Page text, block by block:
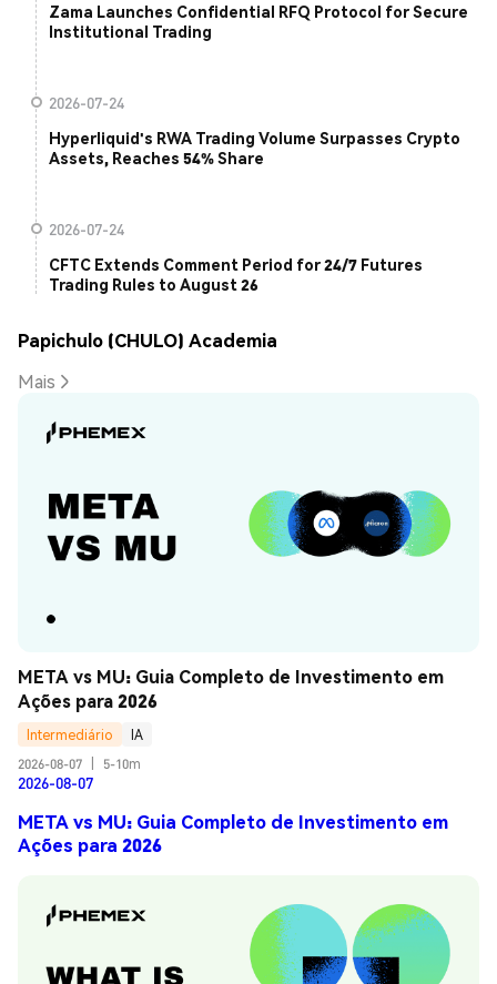
Zama Launches Confidential RFQ Protocol for Secure
Institutional Trading
2026-07-24
Hyperliquid's RWA Trading Volume Surpasses Crypto
Assets, Reaches 54% Share
2026-07-24
CFTC Extends Comment Period for 24/7 Futures
Trading Rules to August 26
Papichulo (CHULO) Academia
Mais
META vs MU: Guia Completo de Investimento em
Ações para 2026
Intermediário
IA
2026-08-07
5-10m
2026-08-07
META vs MU: Guia Completo de Investimento em
Ações para 2026